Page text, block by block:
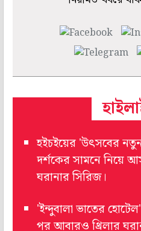
হইচইয়ের 'উৎসবের
দর্শকের সামনে নিয়ে
ঘরানার সিরিজ।
'ইন্দুবালা ভাতের
পর আবারও থ্রিলার